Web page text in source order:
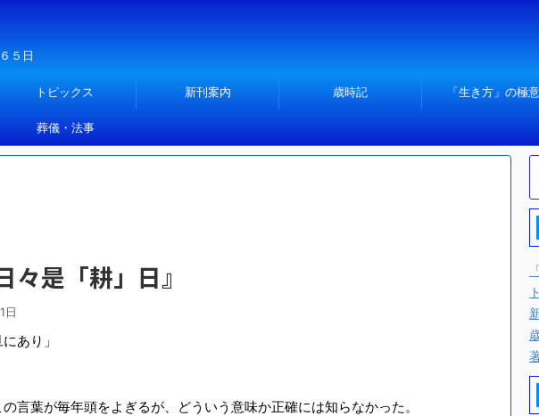
５日
トピックス 新刊案内 歳時記 「生き方」の極意
葬儀・法事
々是「耕」日』
日
あり」
言葉が毎年頭をよぎるが、どういう意味か正確には知らなかった。